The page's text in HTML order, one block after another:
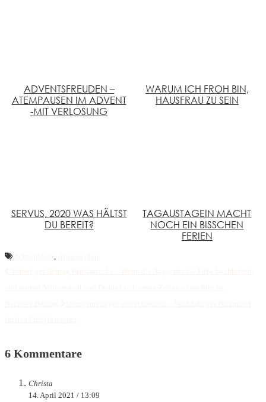
ADVENTSFREUDEN –
ATEMPAUSEN IM ADVENT
-MIT VERLOSUNG
WARUM ICH FROH BIN,
HAUSFRAU ZU SEIN
SERVUS, 2020 WAS HÄLTST
DU BEREIT?
TAGAUSTAGEIN MACHT
NOCH EIN BISSCHEN
FERIEN
,
6 Kommentare
Christa
14. April 2021 / 13:09